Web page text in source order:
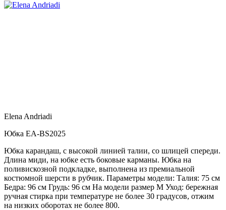
Elena Andriadi
Юбка EA-BS2025
Юбка карандаш, с высокой линией талии, со шлицей спереди.
Длина миди, на юбке есть боковые карманы. Юбка на
поливискозной подкладке, выполнена из премиальной
костюмной шерсти в рубчик. Параметры модели: Талия: 75 см
Бедра: 96 см Грудь: 96 см На модели размер M Уход: бережная
ручная стирка при температуре не более 30 градусов, отжим
на низких оборотах не более 800.